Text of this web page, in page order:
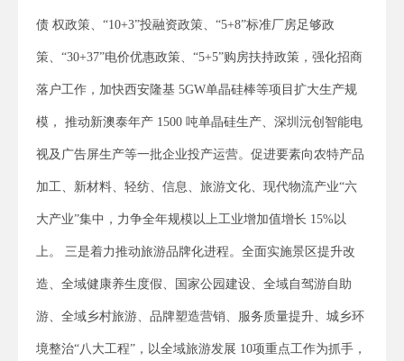
债 权政策、“10+3”投融资政策、“5+8”标准厂房足够政
策、“30+37”电价优惠政策、“5+5”购房扶持政策，强化招商
落户工作，加快西安隆基 5GW单晶硅棒等项目扩大生产规
模， 推动新澳泰年产 1500 吨单晶硅生产、深圳沅创智能电
视及广告屏生产等一批企业投产运营。促进要素向农特产品
加工、新材料、轻纺、信息、旅游文化、现代物流产业“六
大产业”集中，力争全年规模以上工业增加值增长 15%以
上。 三是着力推动旅游品牌化进程。全面实施景区提升改
造、全域健康养生度假、国家公园建设、全域自驾游自助
游、全域乡村旅游、品牌塑造营销、服务质量提升、城乡环
境整治“八大工程”，以全域旅游发展 10项重点工作为抓手，